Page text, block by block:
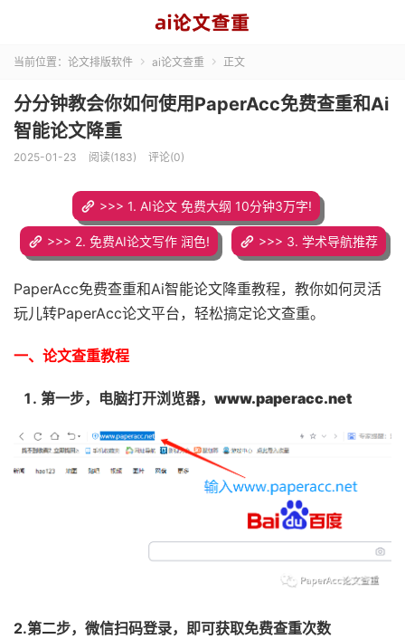
当前位置： 论文排版软件  ai论文查重  正文
分分钟教会你如何使用PaperAcc免费查重和Ai
智能论文降重
2025-01-23 阅读(183) 评论(0)
>>> 1. AI论文 免费大纲 10分钟3万字!
>>> 2. 免费AI论文写作 润色! >>> 3. 学术导航推荐
PaperAcc免费查重和Ai智能论文降重教程，教你如何灵活
玩儿转PaperAcc论文平台，轻松搞定论文查重。
一、论文查重教程
第一步，电脑打开浏览器，www.paperacc.net
2.第二步，微信扫码登录，即可获取免费查重次数